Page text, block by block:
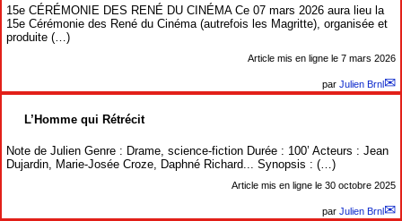
15e CÉRÉMONIE DES RENÉ DU CINÉMA Ce 07 mars 2026 aura lieu la
15e Cérémonie des René du Cinéma (autrefois les Magritte), organisée et
produite (…)
Article mis en ligne le 7 mars 2026
par Julien Brnl
L’Homme qui Rétrécit
Note de Julien Genre : Drame, science-fiction Durée : 100’ Acteurs : Jean
Dujardin, Marie-Josée Croze, Daphné Richard... Synopsis : (…)
Article mis en ligne le 30 octobre 2025
par Julien Brnl